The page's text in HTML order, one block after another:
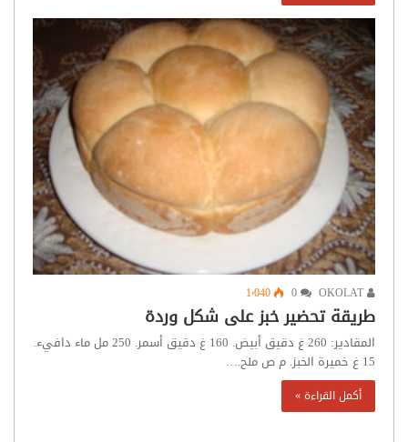
1٬040
طريقة تحضير خبز على شكل وردة
المقادير: 260 غ دقيق أبيض. 160 غ دقيق أسمر. 250 مل ماء دافيء.
15 غ خميرة الخبز. م ص ملح.…
أكمل القراءة »